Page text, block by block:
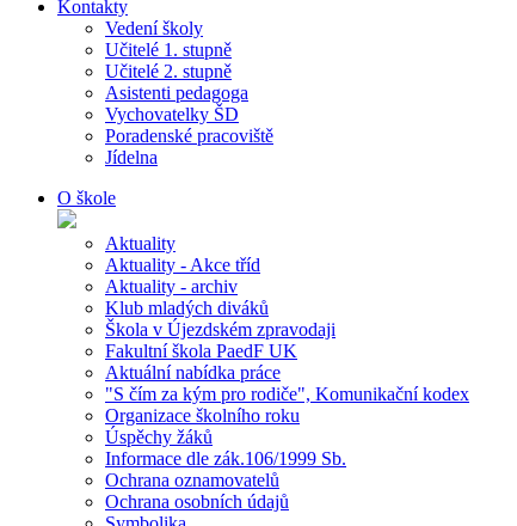
Kontakty
Vedení školy
Učitelé 1. stupně
Učitelé 2. stupně
Asistenti pedagoga
Vychovatelky ŠD
Poradenské pracoviště
Jídelna
O škole
Aktuality
Aktuality - Akce tříd
Aktuality - archiv
Klub mladých diváků
Škola v Újezdském zpravodaji
Fakultní škola PaedF UK
Aktuální nabídka práce
"S čím za kým pro rodiče", Komunikační kodex
Organizace školního roku
Úspěchy žáků
Informace dle zák.106/1999 Sb.
Ochrana oznamovatelů
Ochrana osobních údajů